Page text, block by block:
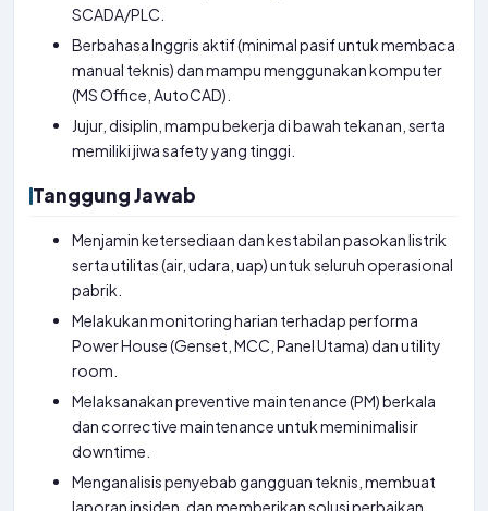
SCADA/PLC.
Berbahasa Inggris aktif (minimal pasif untuk membaca
manual teknis) dan mampu menggunakan komputer
(MS Office, AutoCAD).
Jujur, disiplin, mampu bekerja di bawah tekanan, serta
memiliki jiwa safety yang tinggi.
Tanggung Jawab
Menjamin ketersediaan dan kestabilan pasokan listrik
serta utilitas (air, udara, uap) untuk seluruh operasional
pabrik.
Melakukan monitoring harian terhadap performa
Power House (Genset, MCC, Panel Utama) dan utility
room.
Melaksanakan preventive maintenance (PM) berkala
dan corrective maintenance untuk meminimalisir
downtime.
Menganalisis penyebab gangguan teknis, membuat
laporan insiden, dan memberikan solusi perbaikan